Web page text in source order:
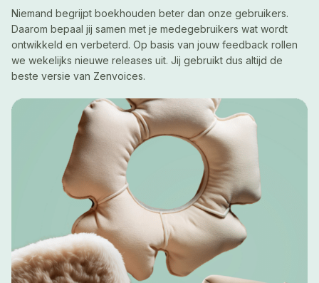
Niemand begrijpt boekhouden beter dan onze gebruikers.
Daarom bepaal jij samen met je medegebruikers wat wordt
ontwikkeld en verbeterd. Op basis van jouw feedback rollen
we wekelijks nieuwe releases uit. Jij gebruikt dus altijd de
beste versie van Zenvoices.